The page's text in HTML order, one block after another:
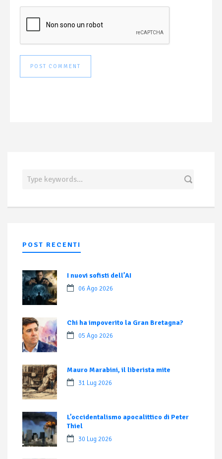
POST RECENTI
I nuovi sofisti dell’AI
06 Ago 2026
Chi ha impoverito la Gran Bretagna?
05 Ago 2026
Mauro Marabini, il liberista mite
31 Lug 2026
L’occidentalismo apocalittico di Peter
Thiel
30 Lug 2026